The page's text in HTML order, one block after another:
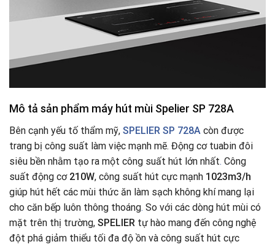
Mô tả sản phẩm máy hút mùi Spelier SP 728A
Bên cạnh yếu tố thẩm mỹ, SPELIER SP 728A còn được
trang bị công suất làm việc mạnh mẽ. Động cơ tuabin đôi
siêu bền nhằm tạo ra một công suất hút lớn nhất. Công
suất động cơ 210W, công suất hút cực mạnh 1023m3/h
giúp hút hết các mùi thức ăn làm sạch không khí mang lại
cho căn bếp luôn thông thoáng. So với các dòng hút mùi có
mặt trên thị trường, SPELIER tự hào mang đến công nghệ
đột phá giảm thiểu tối đa độ ồn và công suất hút cực